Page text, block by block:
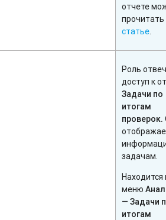
отчете
прочитать
статье.
Роль
доступ к
Задачи по
итогам
проверок.
задачам.
Находится
меню
—Задачи
итогам